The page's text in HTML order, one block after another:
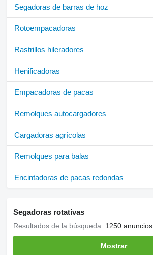
Segadoras de barras de hoz
Rotoempacadoras
Rastrillos hileradores
Henificadoras
Empacadoras de pacas
Remolques autocargadores
Cargadoras agrícolas
Remolques para balas
Encintadoras de pacas redondas
Segadoras rotativas
Resultados de la búsqueda: 1250 anuncios
Mostrar